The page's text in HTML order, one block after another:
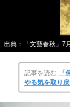
出典：「文藝春秋」7
記事を読む
やる気を取り